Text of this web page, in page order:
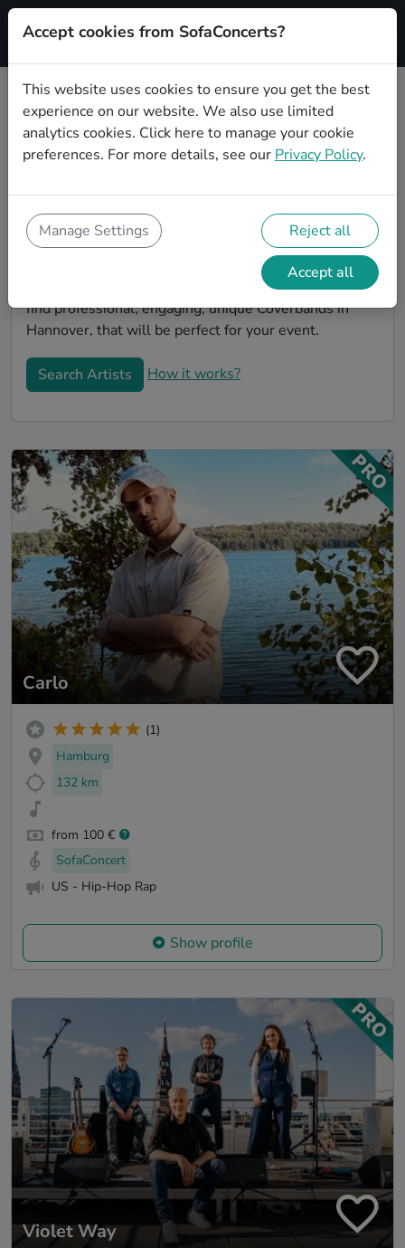
Signup
Book Hiphop Coverbands in
Hannover
event! On SofaConcerts, you'll find Hiphop
Coverbands from Hannover that play a wide range of
songs from a list of genres. Simply send a request to
an artist to discuss your song wishes and set
requirements. On the SofaConcerts platform, you'll
find professional, engaging, unique Coverbands in
Hannover, that will be perfect for your event.
Search Artists How it works?
Carlo
(1)
Hamburg
132 km
from 100 €
SofaConcert
US - Hip-Hop Rap
Show profile
Violet Way
Accept cookies from SofaConcerts?
This website uses cookies to ensure you get the best
experience on our website. We also use limited
analytics cookies. Click here to manage your cookie
preferences. For more details, see our Privacy Policy.
Manage Settings Reject all
Accept all